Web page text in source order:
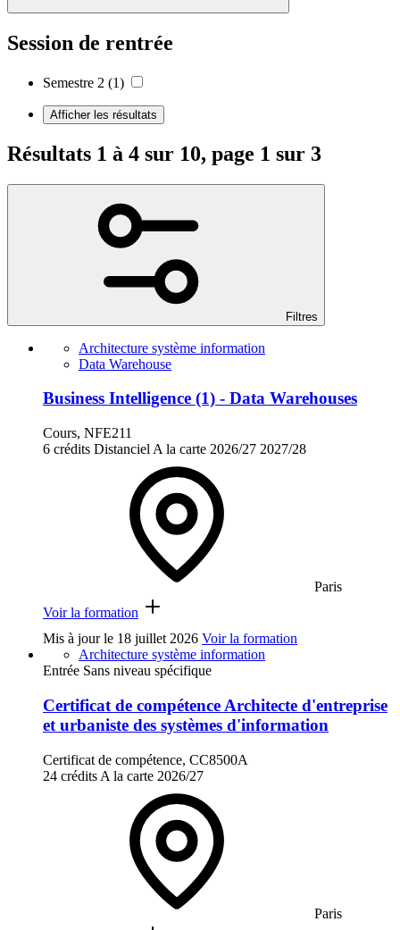
Session de rentrée
Semestre 2 (1)
Afficher les résultats
Résultats 1 à 4 sur 10, page 1 sur 3
Filtres
Architecture système information
Data Warehouse
Business Intelligence (1) - Data Warehouses
Cours, NFE211
6 crédits Distanciel A la carte 2026/27 2027/28
Paris
Voir la formation
Mis à jour le 18 juillet 2026 Voir la formation
Architecture système information
Entrée Sans niveau spécifique
Certificat de compétence Architecte d'entreprise
et urbaniste des systèmes d'information
Certificat de compétence, CC8500A
24 crédits A la carte 2026/27
Paris